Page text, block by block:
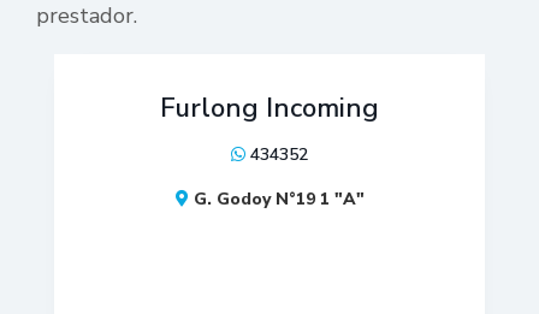
prestador.
Furlong Incoming
434352
G. Godoy N°19 1 "A"